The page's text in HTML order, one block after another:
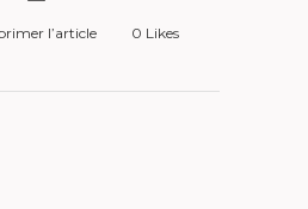
l’article 0 Likes